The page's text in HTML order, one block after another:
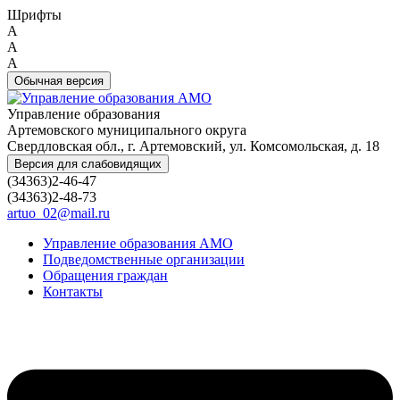
Шрифты
A
A
A
Обычная версия
Управление образования
Артемовского муниципального округа
Свердловская обл., г. Артемовский, ул. Комсомольская, д. 18
Версия для слабовидящих
(34363)2-46-47
(34363)2-48-73
artuo_02@mail.ru
Управление образования АМО
Подведомственные организации
Обращения граждан
Контакты